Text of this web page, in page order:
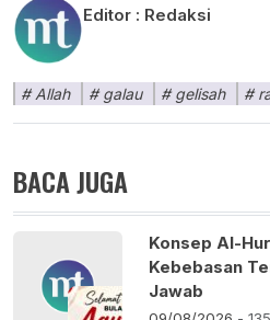
Editor : Redaksi
Allah galau gelisah
BACA JUGA
Konsep Al-
Kebebasan
Jawab